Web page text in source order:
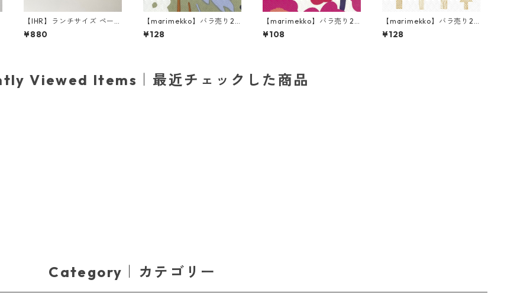
【IHR】ランチサイズ ペーパ
ーナプキン EMOTION DOG
S ホワイト Anita Jeram 20
¥880
【marimekko】バラ売り2
枚 ランチサイズ ペーパーナ
プキン SUVI グリーン
¥128
【marimekko】バラ売り2
枚 カクテルサイズ ペーパー
ナプキン UNIKKO ホワイト
¥108
【marimekko】バラ売り2
枚 ランチサイズ ペーパーナ
プキン KUUSIKOSSA ホワイ
¥128
Viewed Items｜最近チェックした商品
Category｜カテゴリー